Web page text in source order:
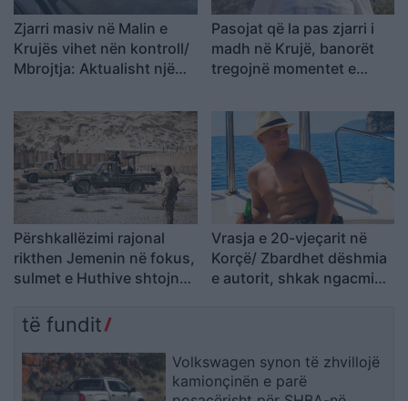
Zjarri masiv në Malin e
Krujës vihet nën kontroll/
Mbrojtja: Aktualisht një
Pasojat që la pas zjarri i
madh në Krujë, banorët
tregojnë momentet e
mbajtur vetë nën kontroll,
zjarrfikësja fiku vetëm
vatrat e vogla (VIDEO)
Përshkallëzimi rajonal
rikthen Jemenin në fokus,
sulmet e Huthive shtojnë
luftës
Vrasja e 20-vjeçarit në
Korçë/ Zbardhet dëshmia
e autorit, shkak ngacmimi
të fundit
Volkswagen synon të zhvillojë
kamionçinën e parë